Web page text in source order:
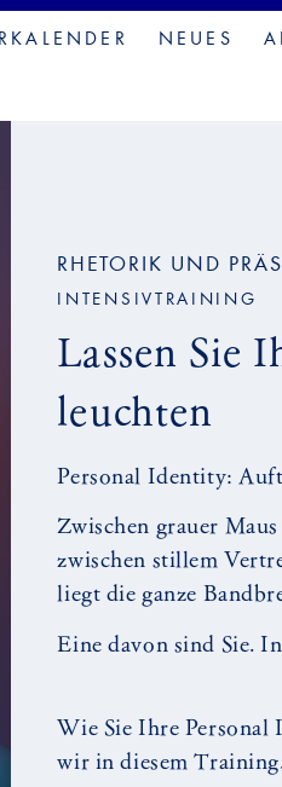
NEUES
RHETORIK UND
INTENSIVTRAINING
Lassen Sie
leuchten
Personal Identity:
Zwischen grauer
zwischen stillem
liegt die ganze
Eine davon sind Sie.
Wie Sie Ihre Personal
wir in diesem